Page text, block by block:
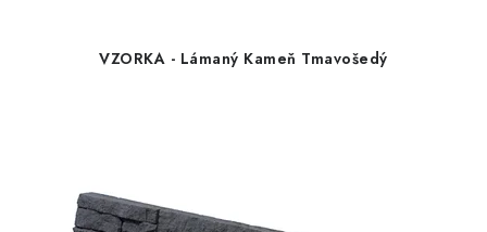
VZORKA - Lámaný Kameň Tmavošedý